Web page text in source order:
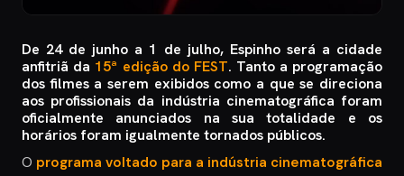
De 24 de junho a 1 de julho, Espinho será a cidade
anfitriã da 15ª edição do FEST. Tanto a programação
dos filmes a serem exibidos como a que se direciona
aos profissionais da indústria cinematográfica foram
oficialmente anunciados na sua totalidade e os
horários foram igualmente tornados públicos.
O programa voltado para a indústria cinematográfica